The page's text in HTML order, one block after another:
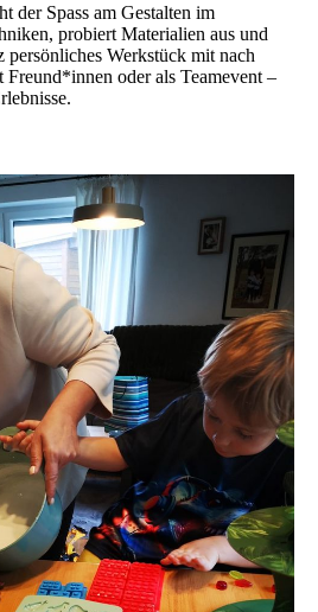
der Spass am Gestalten im
probiert Materialien aus und
persönliches Werkstück mit nach
oder als Teamevent –